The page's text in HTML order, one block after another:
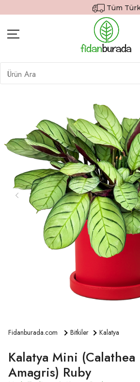
Tüm
BITKILER
İÇ MEKAN BITKILERI
DEKORATIF SAKSILI BITKILER
SAKSILAR
DIŞ MEKAN BITKILERI
HEDIYE GÖNDER
TOPRAK & GÜBRE
SIPARIŞ TAKIP
ÜYE GIRIŞ
Fidanburada.com Bitkiler Kalatya
Kalatya Mini (Calathea
Amagris) Ruby